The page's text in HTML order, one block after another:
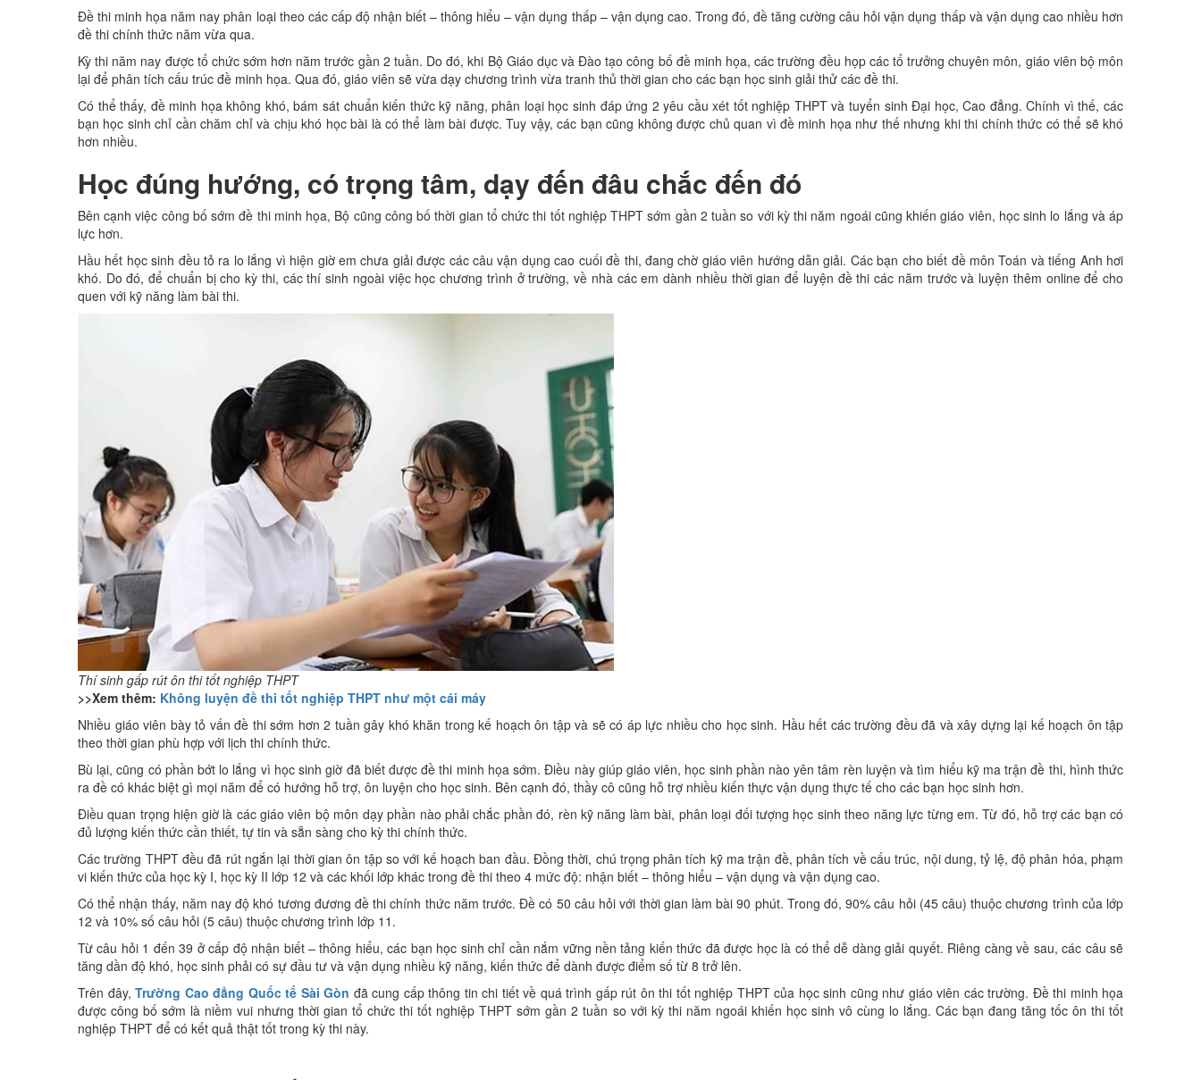
Đề thi minh họa năm nay phân loại theo các cấp độ nhận biết – thông hiểu – vận dụng thấp – vận dụng cao. Trong đó, đề tăng cường câu hỏi vận dụng thấp và vận dụng cao nhiều hơn
đề thi chính thức năm vừa qua.
Kỳ thi năm nay được tổ chức sớm hơn năm trước gần 2 tuần. Do đó, khi Bộ Giáo dục và Đào tạo công bố đề minh họa, các trường đều họp các tổ trưởng chuyên môn, giáo viên bộ môn
lại để phân tích cấu trúc đề minh họa. Qua đó, giáo viên sẽ vừa dạy chương trình vừa tranh thủ thời gian cho các bạn học sinh giải thử các đề thi.
Có thể thấy, đề minh họa không khó, bám sát chuẩn kiến thức kỹ năng, phân loại học sinh đáp ứng 2 yêu cầu xét tốt nghiệp THPT và tuyển sinh Đại học, Cao đẳng. Chính vì thế, các
bạn học sinh chỉ cần chăm chỉ và chịu khó học bài là có thể làm bài được. Tuy vậy, các bạn cũng không được chủ quan vì đề minh họa như thế nhưng khi thi chính thức có thể sẽ khó
hơn nhiều.
Học đúng hướng, có trọng tâm, dạy đến đâu chắc đến đó
Bên cạnh việc công bố sớm đề thi minh họa, Bộ cũng công bố thời gian tổ chức thi tốt nghiệp THPT sớm gần 2 tuần so với kỳ thi năm ngoái cũng khiến giáo viên, học sinh lo lắng và áp
lực hơn.
Hầu hết học sinh đều tỏ ra lo lắng vì hiện giờ em chưa giải được các câu vận dụng cao cuối đề thi, đang chờ giáo viên hướng dẫn giải. Các bạn cho biết đề môn Toán và tiếng Anh hơi
khó. Do đó, để chuẩn bị cho kỳ thi, các thí sinh ngoài việc học chương trình ở trường, về nhà các em dành nhiều thời gian để luyện đề thi các năm trước và luyện thêm online để cho
quen với kỹ năng làm bài thi.
Thí sinh gấp rút ôn thi tốt nghiệp THPT
>>Xem thêm: Không luyện đề thi tốt nghiệp THPT như một cái máy
Nhiều giáo viên bày tỏ vấn đề thi sớm hơn 2 tuần gây khó khăn trong kế hoạch ôn tập và sẽ có áp lực nhiều cho học sinh. Hầu hết các trường đều đã và xây dựng lại kế hoạch ôn tập
theo thời gian phù hợp với lịch thi chính thức.
Bù lại, cũng có phần bớt lo lắng vì học sinh giờ đã biết được đề thi minh họa sớm. Điều này giúp giáo viên, học sinh phần nào yên tâm rèn luyện và tìm hiểu kỹ ma trận đề thi, hình thức
ra đề có khác biệt gì mọi năm để có hướng hỗ trợ, ôn luyện cho học sinh. Bên cạnh đó, thầy cô cũng hỗ trợ nhiều kiến thực vận dụng thực tế cho các bạn học sinh hơn.
Điều quan trọng hiện giờ là các giáo viên bộ môn dạy phần nào phải chắc phần đó, rèn kỹ năng làm bài, phân loại đối tượng học sinh theo năng lực từng em. Từ đó, hỗ trợ các bạn có
đủ lượng kiến thức cần thiết, tự tin và sẵn sàng cho kỳ thi chính thức.
Các trường THPT đều đã rút ngắn lại thời gian ôn tập so với kế hoạch ban đầu. Đồng thời, chú trọng phân tích kỹ ma trận đề, phân tích về cấu trúc, nội dung, tỷ lệ, độ phân hóa, phạm
vi kiến thức của học kỳ I, học kỳ II lớp 12 và các khối lớp khác trong đề thi theo 4 mức độ: nhận biết – thông hiểu – vận dụng và vận dụng cao.
Có thể nhận thấy, năm nay độ khó tương đương đề thi chính thức năm trước. Đề có 50 câu hỏi với thời gian làm bài 90 phút. Trong đó, 90% câu hỏi (45 câu) thuộc chương trình của lớp
12 và 10% số câu hỏi (5 câu) thuộc chương trình lớp 11.
Từ câu hỏi 1 đến 39 ở cấp độ nhận biết – thông hiểu, các bạn học sinh chỉ cần nắm vững nền tảng kiến thức đã được học là có thể dễ dàng giải quyết. Riêng càng về sau, các câu sẽ
tăng dần độ khó, học sinh phải có sự đầu tư và vận dụng nhiều kỹ năng, kiến thức để dành được điểm số từ 8 trở lên.
Trên đây, Trường Cao đẳng Quốc tế Sài Gòn đã cung cấp thông tin chi tiết về quá trình gấp rút ôn thi tốt nghiệp THPT của học sinh cũng như giáo viên các trường. Đề thi minh họa
được công bố sớm là niềm vui nhưng thời gian tổ chức thi tốt nghiệp THPT sớm gần 2 tuần so với kỳ thi năm ngoái khiến học sinh vô cùng lo lắng. Các bạn đang tăng tốc ôn thi tốt
nghiệp THPT để có kết quả thật tốt trong kỳ thi này.